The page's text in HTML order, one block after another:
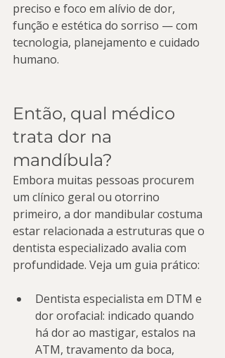
preciso e foco em alívio de dor,
função e estética do sorriso — com
tecnologia, planejamento e cuidado
humano.
Então, qual médico
trata dor na
mandíbula?
Embora muitas pessoas procurem
um clínico geral ou otorrino
primeiro, a dor mandibular costuma
estar relacionada a estruturas que o
dentista especializado avalia com
profundidade. Veja um guia prático:
Dentista especialista em DTM e
dor orofacial: indicado quando
há dor ao mastigar, estalos na
ATM, travamento da boca,